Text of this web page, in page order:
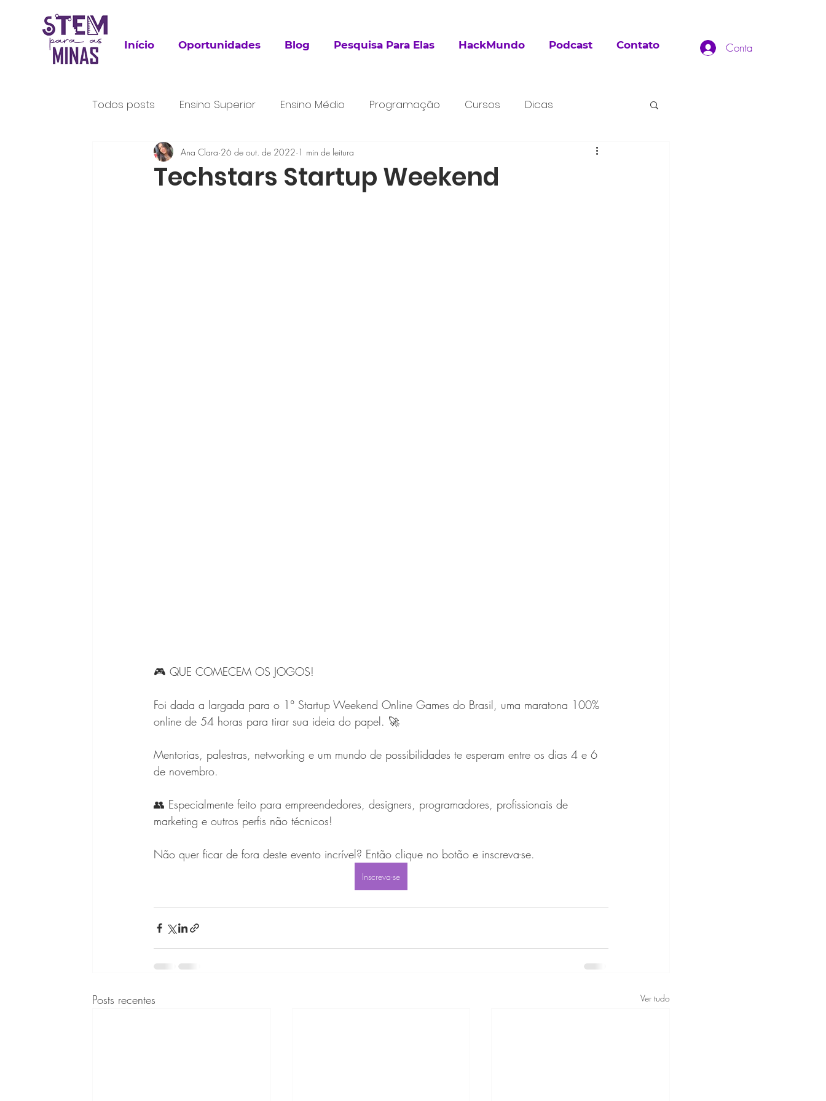
Início Oportunidades Blog Pesquisa Para Elas HackMundo Podcast Contato Conta
Todos posts Ensino Superior Ensino Médio Programação Cursos Dicas
Para Leitura Trabalho Pesquisa Extracurricular
Techstars Startup Weekend
Ana Clara 26 de out. de 2022 1 min de leitura
🎮 QUE COMECEM OS JOGOS!
Foi dada a largada para o 1° Startup Weekend Online Games do Brasil, uma maratona 100%
online de 54 horas para tirar sua ideia do papel. 🚀
Mentorias, palestras, networking e um mundo de possibilidades te esperam entre os dias 4 e 6
de novembro.
👥 Especialmente feito para empreendedores, designers, programadores, profissionais de
marketing e outros perfis não técnicos!
Não quer ficar de fora deste evento incrível? Então clique no botão e inscreva-se.
Inscreva-se
Posts recentes Ver tudo